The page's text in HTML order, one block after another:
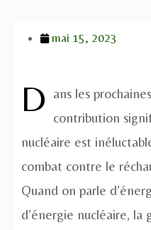
mai 15, 2023
D ans les
contribution
nucléaire est
combat contre le
Quand on parle
d’énergie nucléaire, la